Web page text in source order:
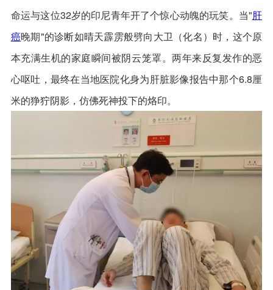
命运与这位32岁的印尼青年开了个惊心动魄的玩笑。当"肝
癌晚期"的诊断如晴天霹雳般劈向大卫（化名）时，这个原
本充满生机的家庭瞬间被阴云笼罩。两年来反复发作的恶
心呕吐，最终在当地医院化身为肝脏影像报告中那个6.8厘
米的狰狞阴影，仿佛死神投下的烙印。